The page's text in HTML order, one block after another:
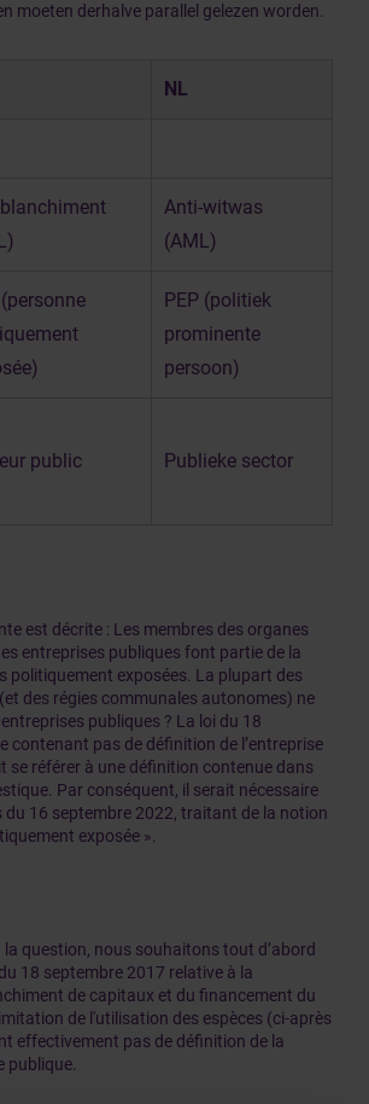
moeten derhalve parallel gelezen worden.
NL
Anti-witwas
(AML)
PEP (politiek
prominente
persoon)
public Publieke sector
est décrite : Les membres des organes
entreprises publiques font partie de la
politiquement exposées. La plupart des
des régies communales autonomes) ne
publiques ? La loi du 18
contenant pas de définition de l’entreprise
se référer à une définition contenue dans
Par conséquent, il serait nécessaire
du 16 septembre 2022, traitant de la notion
exposée ».
la question, nous souhaitons tout d’abord
18 septembre 2017 relative à la
de capitaux et du financement du
de l'utilisation des espèces (ci-après
effectivement pas de définition de la
publique.